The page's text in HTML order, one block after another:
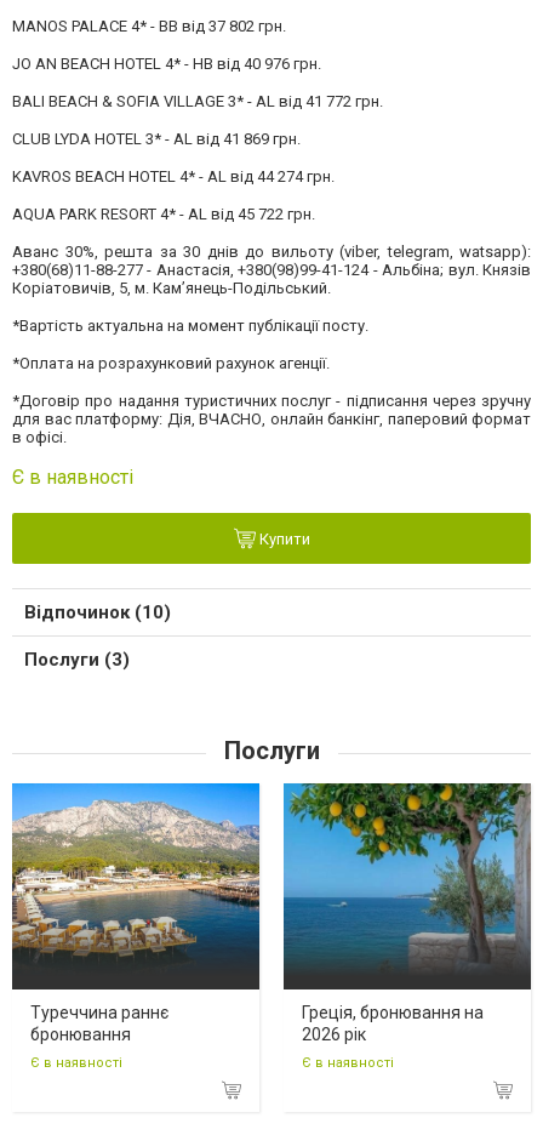
MANOS PALACE 4* - BB від 37 802 грн.
JO AN BEACH HOTEL 4* - HB від 40 976 грн.
BALI BEACH & SOFIA VILLAGE 3* - AL від 41 772 грн.
CLUB LYDA HOTEL 3* - AL від 41 869 грн.
KAVROS BEACH HOTEL 4* - AL від 44 274 грн.
AQUA PARK RESORT 4* - AL від 45 722 грн.
Аванс 30%, решта за 30 днів до вильоту (viber, telegram, watsapp):
+380(68)11-88-277 - Анастасія, +380(98)99-41-124 - Альбіна; вул. Князів
Коріатовичів, 5, м. Камʼянець-Подільський.
*Вартість актуальна на момент публікації посту.
*Оплата на розрахунковий рахунок агенції.
*Договір про надання туристичних послуг - підписання через зручну
для вас платформу: Дія, ВЧАСНО, онлайн банкінг, паперовий формат
в офісі.
Є в наявності
Купити
Відпочинок (10)
Послуги (3)
Послуги
Туреччина раннє
бронювання
Є в наявності
Греція, бронювання на
2026 рік
Є в наявності